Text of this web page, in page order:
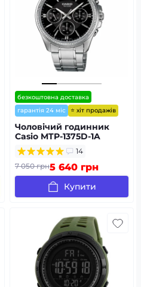
безкоштовна доставка
гарантія 24 міс
⭐ хіт продажів
Чоловічий годинник
Casio MTP-1375D-1A
14
7 050 грн5 640 грн
Купити